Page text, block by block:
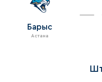
Барыс
Астана